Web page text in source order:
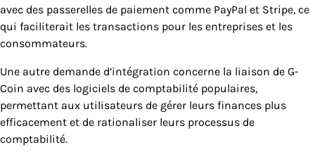
avec des passerelles de paiement comme PayPal et Stripe, ce
qui faciliterait les transactions pour les entreprises et les
consommateurs.
Une autre demande d’intégration concerne la liaison de G-
Coin avec des logiciels de comptabilité populaires,
permettant aux utilisateurs de gérer leurs finances plus
efficacement et de rationaliser leurs processus de
comptabilité.